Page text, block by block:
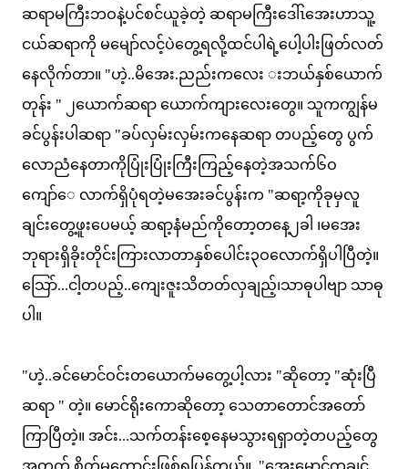
ဆရာမကြီးဘဝနဲ့ပင်စင်ယူခဲ့တဲ့ ဆရာမကြီးဒေါ်ၤအေးဟာသူ့
ငယ်ဆရာကို မမျော်လင့်ပဲတွေ့ရလို့ထင်ပါရဲ့ပေါ့ပါးဖြတ်လတ်
နေလိုက်တာ။ "ဟဲ့..မိအေး.ညည်းကလေး းဘယ်နှစ်ယောက်
တုန်း " ၂ယောက်ဆရာ ယောက်ကျားလေးတွေ။ သူကကျွန်မ
ခင်ပွန်းပါဆရာ "ခပ်လှမ်းလှမ်းကနေဆရာ တပည့်တွေ ပွက်
လောညံနေတာကိုပြုံးပြုံးကြီးကြည့်နေတဲ့အသက်၆ဝ
ကျော်ေ လာက်ရှိပုံရတဲ့မအေးခင်ပွန်းက "ဆရာ့ကိုခုမှလူ
ချင်းတွေ့ဖူးပေမယ့် ဆရာ့နံမည်ကိုတော့တနေ့၂ခါ ၊မအေး
ဘုရားရှိခိုးတိုင်းကြားလာတာနှစ်ပေါင်း၃ဝလောက်ရှိပါပြီတဲ့။
သြော်...ငါ့တပည့်..ကျေးဇူးသိတတ်လှချည့်၊သာဓုပါဗျာ သာဓု
ပါ။
"ဟဲ့..ခင်မောင်ဝင်းတယောက်မတွေ့ပါ့လား "ဆိုတော့ "ဆုံးပြီ
ဆရာ " တဲ့။ မောင်ရိုးကောဆိုတော့ သေတာတောင်အတော်
ကြာပြီတဲ့။ အင်း...သက်တန်းစေ့နေမသွားရရှာတဲ့တပည့်တွေ